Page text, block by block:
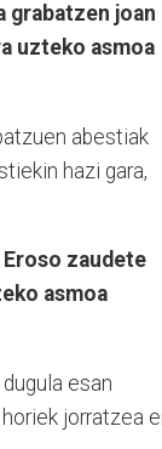
grabatzen joan
uzteko asmoa
abestiak
hazi gara,
zaudete
asmoa
esan
jorratzea